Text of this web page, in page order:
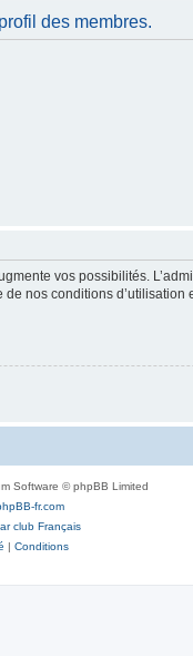
des membres.
vos possibilités.
nos conditions
Software © phpBB Limited
fr.com
club Français
| Conditions